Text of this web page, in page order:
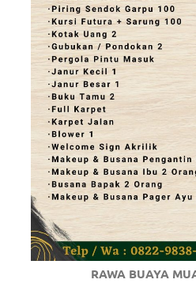
RAWA BUAYA